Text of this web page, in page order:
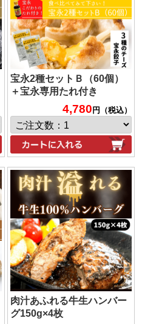
宝永2種セットＢ（60個）
＋宝永専用たれ付き
4,780円（税込）
肉汁あふれる牛生ハンバー
グ150g×4枚